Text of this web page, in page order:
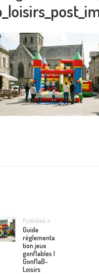
Published in
Guide
réglementa
tion jeux
gonflables |
GonflaB-
Loisirs